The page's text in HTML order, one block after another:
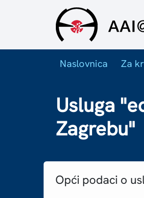
Naslovnica Za
Usluga
Zagrebu"
Opći podaci o